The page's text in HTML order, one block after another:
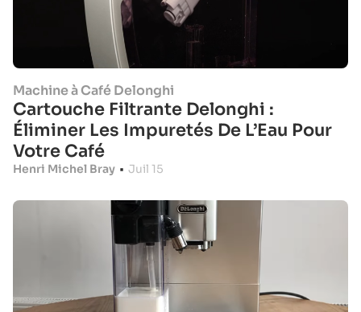
Machine à Café Delonghi
Cartouche Filtrante Delonghi :
Éliminer Les Impuretés De L’Eau Pour
Votre Café
Henri Michel Bray • Juil 15